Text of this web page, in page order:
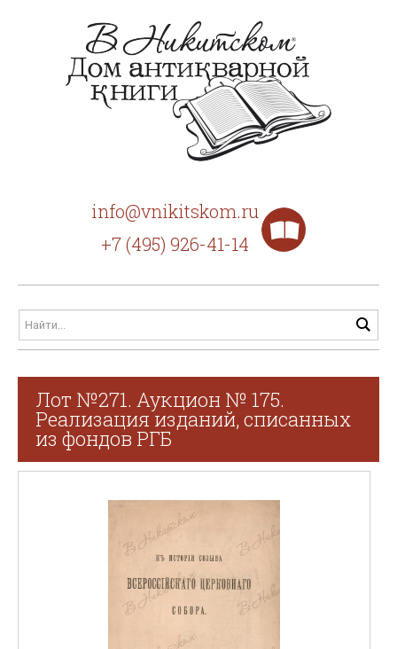
info@vnikitskom.ru
+7 (495) 926-41-14
Лот №271. Аукцион № 175.
Реализация изданий, списанных
из фондов РГБ